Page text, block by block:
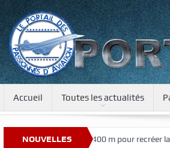
Accueil Toutes les actualités
NOUVELLES
Une tour de 400 m pour recréer la gravité sur